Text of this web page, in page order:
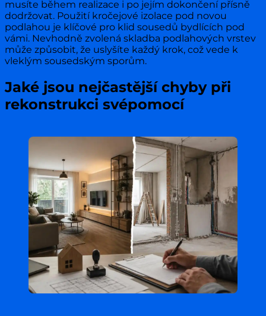
musíte během realizace i po jejím dokončení přísně
dodržovat. Použití kročejové izolace pod novou
podlahou je klíčové pro klid sousedů bydlících pod
vámi. Nevhodně zvolená skladba podlahových vrstev
může způsobit, že uslyšíte každý krok, což vede k
vleklým sousedským sporům.
Jaké jsou nejčastější chyby při
rekonstrukci svépomocí